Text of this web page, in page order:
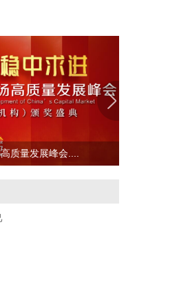
时表示，截至目前，公
期相比增长超过70%，
快的领域有ATE产品、
智能相关的领域，公司
相关，另一家是光模
务类别看，PCB制板业
部分瓶颈工序产能已经
产设备正在添置中，公
产能的完全释放，以更
情况看，公司营业收入
产能利用率的提升也在
质量发展峰会....